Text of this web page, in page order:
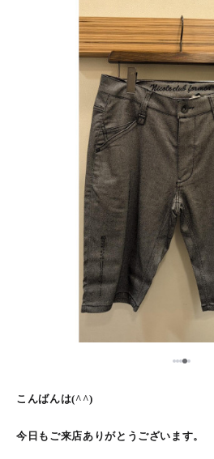
1234
こんばんは(^^)
今日もご来店ありがとうございます。